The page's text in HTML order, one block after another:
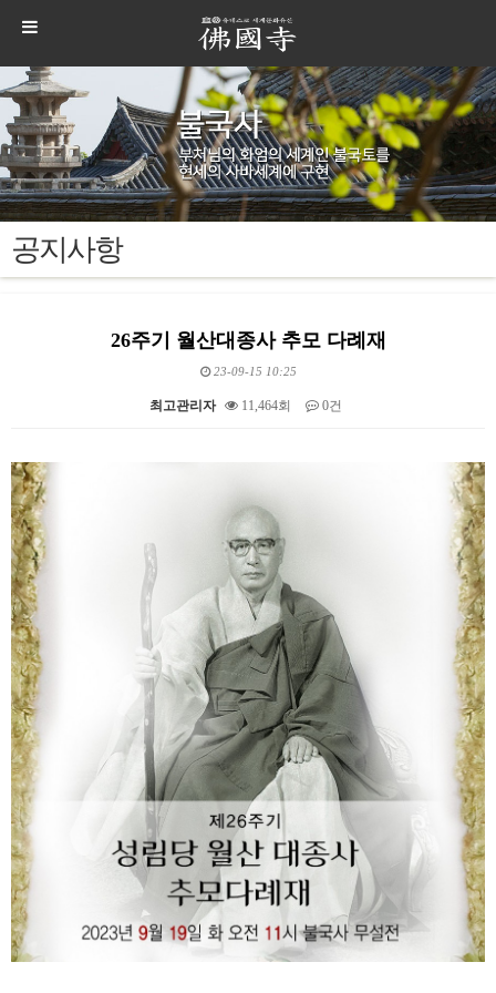
공지사항
26주기 월산대종사 추모 다례재
23-09-15 10:25
최고관리자 11,464회 0건
본문